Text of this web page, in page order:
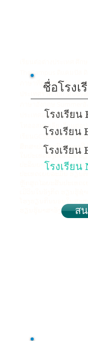
TheCampus ดิแคมปั
ภาษาที่ออสเตรเลีย เรี
ประเทศราคาถูก
ประเทศออสเตรเลีย
โทออสเตรเลีย เรียนต่
เรียนGCSEที่อังกฤษ
ສຶກສາປະເທດອົດສະຕ
ໃນປະເທດອັງກິດດີມັນ
ປະລິນຍາຕີປະເທດສະຫ
ປະເທດເຍຍລະມັນ ຮຽ
ຮຽນຮູ້ພາສາອັງກິດໃນປ
ชื่อโรงเ
โรงเรีย
โรงเรียน
โรงเรียน
โรงเรีย
ส